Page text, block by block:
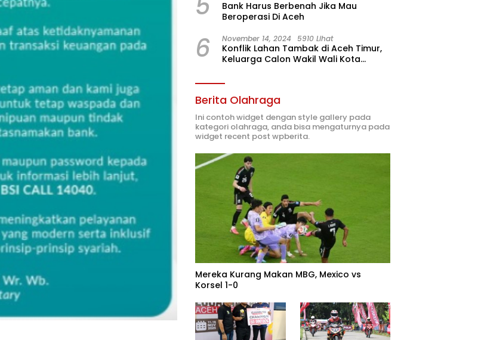
Bank Harus Berbenah Jika Mau
Beroperasi Di Aceh
6 November 14, 2024 5910 Lihat
Konflik Lahan Tambak di Aceh Timur,
Keluarga Calon Wakil Wali Kota
Berita Olahraga
Ini contoh widget dengan style gallery pada
kategori olahraga, anda bisa mengaturnya pada
widget recent post wpberita.
Mereka Kurang Makan MBG, Mexico vs
Korsel 1-0